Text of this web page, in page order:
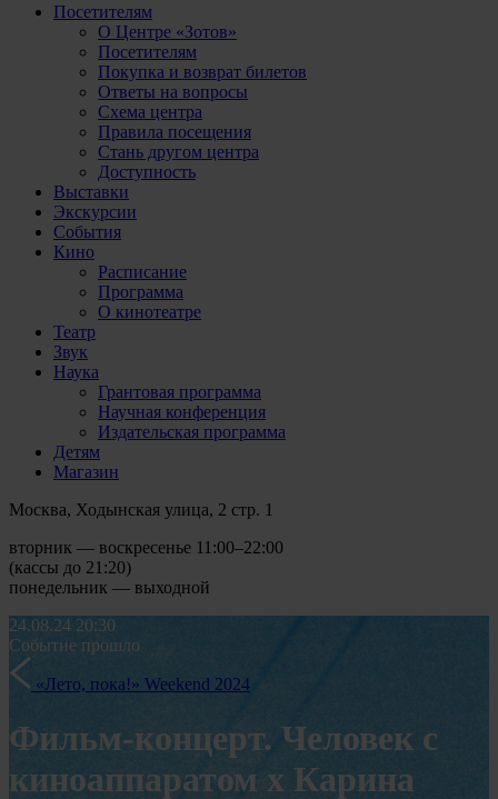
Посетителям
О Центре «Зотов»
Посетителям
Покупка и возврат билетов
Ответы на вопросы
Схема центра
Правила посещения
Стань другом центра
Доступность
Выставки
Экскурсии
События
Кино
Расписание
Программа
О кинотеатре
Театр
Звук
Наука
Грантовая программа
Научная конференция
Издательская программа
Детям
Магазин
Москва, Ходынская улица, 2 стр. 1
вторник — воскресенье 11:00–22:00
(кассы до 21:20)
понедельник — выходной
24.08.24 20:30
Событие прошло
«Лето, пока!» Weekend 2024
Фильм-концерт. Человек с
киноаппаратом х Карина